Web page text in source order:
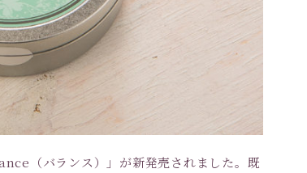
（バランス）」が新発売されました。既